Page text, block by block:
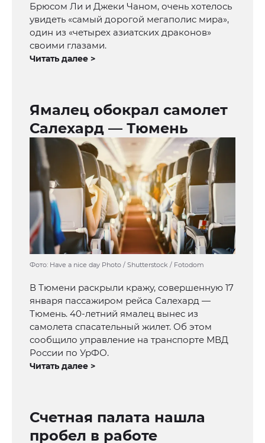
Брюсом Ли и Джеки Чаном, очень хотелось
увидеть «самый дорогой мегаполис мира»,
один из «четырех азиатских драконов»
своими глазами.
Читать далее >
Ямалец обокрал самолет
Салехард — Тюмень
Фото: Have a nice day Photo / Shutterstock / Fotodom
В Тюмени раскрыли кражу, совершенную 17
января пассажиром рейса Салехард —
Тюмень. 40-летний ямалец вынес из
самолета спасательный жилет. Об этом
сообщило управление на транспорте МВД
России по УрФО.
Читать далее >
Счетная палата нашла
пробел в работе